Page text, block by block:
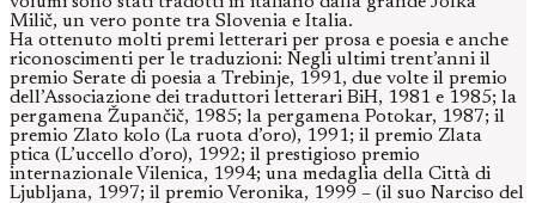
Milič, un vero ponte tra Slovenia e Italia.
Ha ottenuto molti premi letterari per prosa e poesia e anche
riconoscimenti per le traduzioni: Negli ultimi trent’anni il
premio Serate di poesia a Trebinje, 1991, due volte il premio
dell’Associazione dei traduttori letterari BiH, 1981 e 1985; la
pergamena Župančič, 1985; la pergamena Potokar, 1987; il
premio Zlato kolo (La ruota d’oro), 1991; il premio Zlata
ptica (L’uccello d’oro), 1992; il prestigioso premio
internazionale Vilenica, 1994; una medaglia della Città di
Ljubljana, 1997; il premio Veronika, 1999 – (il suo Narciso del